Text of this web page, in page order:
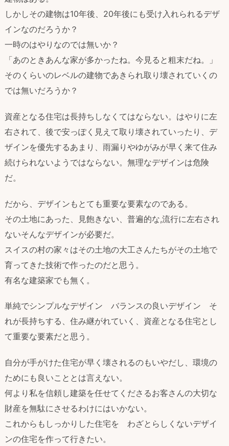
しかしその建物は10年後、20年後にも受け入れられるデザ
インなのだろうか？
一時のはやりなのでは無いか？
「あのときあんな家が多かったね。今見ると粗末だね。」
そのくらいのレベルの建物であきられ取り壊されていくの
では無いだろうか？
資産となる住宅は長持ちしなくてはならない。はやりに左
右されて、後で安っぽく見えて取り壊されていったり、デ
ザインを優先するあまり、雨漏りやゆがみが早く来て住み
続けられないようではならない。無理なデザインは危険
だ。
だから、デザインもとても重要な要素なのである。
その土地にあった、見飽きない、普遍的な,流行に左右され
ないそんなデザインが必要だ。
スイスの村の家々はその土地の大工さんたちがその土地で
育ってきた技術で作ったのだと思う。
有名な建築家でも無く。
単純でシンプルなデザイン バランスの良いデザイン そ
れが長持ちする、住み継がれていく、資産となる住宅とし
て重要な要素だと思う。
自分が手がけた住宅が早く壊されるのもいやだし、環境の
ためにも良いこととは言えない。
何より私を信頼し建築を任せてくださるお客さんの大切な
財産を無駄にさせるわけにはいかない。
これからもしっかりした住宅を わざとらしくないデザイ
ンの住宅を作って行きたい。